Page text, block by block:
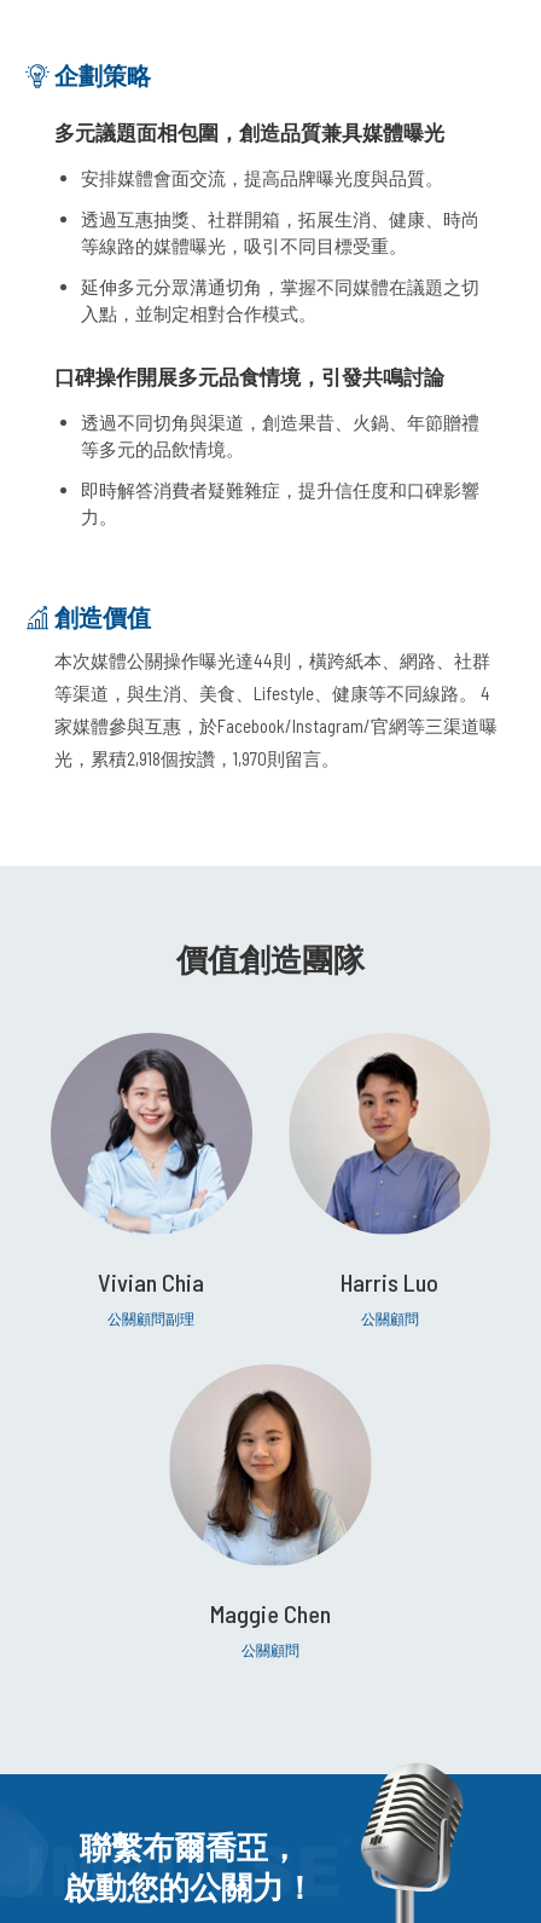
企劃策略
多元議題面相包圍，創造品質兼具媒體曝光
安排媒體會面交流，提高品牌曝光度與品質。
透過互惠抽獎、社群開箱，拓展生消、健康、時尚
等線路的媒體曝光，吸引不同目標受重。
延伸多元分眾溝通切角，掌握不同媒體在議題之切
入點，並制定相對合作模式。
口碑操作開展多元品食情境，引發共鳴討論
透過不同切角與渠道，創造果昔、火鍋、年節贈禮
等多元的品飲情境。
即時解答消費者疑難雜症，提升信任度和口碑影響
力。
創造價值
本次媒體公關操作曝光達44則，橫跨紙本、網路、社群
等渠道，與生消、美食、Lifestyle、健康等不同線路。 4
家媒體參與互惠，於Facebook/Instagram/官網等三渠道曝
光，累積2,918個按讚，1,970則留言。
價值創造團隊
Vivian Chia
公關顧問副理
Harris Luo
公關顧問
Maggie Chen
公關顧問
聯繫布爾喬亞，
啟動您的公關力！